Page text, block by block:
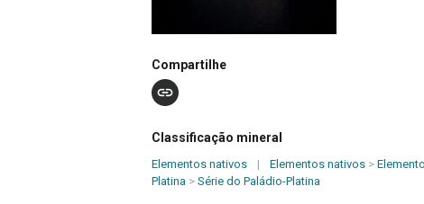
Compartilhe
Classificação mineral
Elementos nativos | Elementos nativos >
Platina > Série do Paládio-Platina